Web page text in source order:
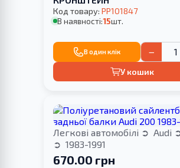
Код товару: PP101847
В наявності:15шт.
В один клік −
У кошик
Легкові автомобілі Audi
1983-1991
670.00 грн